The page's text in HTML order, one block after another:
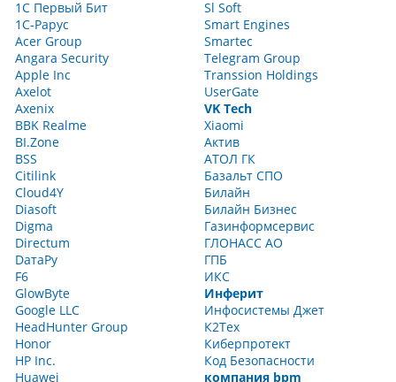
1С Первый Бит
1С-Рарус
Acer Group
Angara Security
Apple Inc
Axelot
Axenix
BBK Realme
BI.Zone
BSS
Citilink
Cloud4Y
Diasoft
Digma
Directum
DатаРу
F6
GlowByte
Google LLC
HeadHunter Group
Honor
HP Inc.
Huawei
Sl Soft
Smart Engines
Smartec
Telegram Group
Transsion Holdings
UserGate
VK Tech
Xiaomi
Актив
АТОЛ ГК
Базальт СПО
Билайн
Билайн Бизнес
Газинформсервис
ГЛОНАСС АО
ГПБ
ИКС
Инферит
Инфосистемы Джет
К2Тех
Киберпротект
Код Безопасности
компания bpm